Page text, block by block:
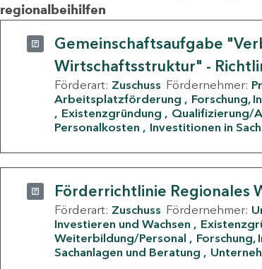
regionalbeihilfen
Gemeinschaftsaufgabe
Wirtschaftsstruktur" -
Förderart: Zuschuss Fördernehmer:
Arbeitsplatzförderung
Forschung,
Existenzgründung
Qualifizierung/
Personalkosten
Investitionen in
Förderrichtlinie Regionales
Förderart: Zuschuss Fördernehmer:
Investieren und Wachsen
Weiterbildung/Personal
Forschung,
Sachanlagen und Beratung